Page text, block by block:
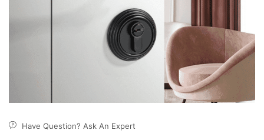
Have Question? Ask An Expert